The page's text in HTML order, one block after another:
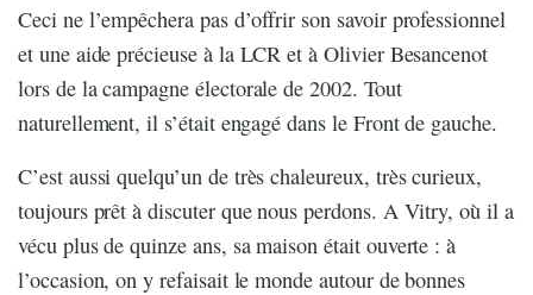
Ceci ne l’empêchera pas d’offrir son savoir professionnel
et une aide précieuse à la LCR et à Olivier Besancenot
lors de la campagne électorale de 2002. Tout
naturellement, il s’était engagé dans le Front de gauche.
C’est aussi quelqu’un de très chaleureux, très curieux,
toujours prêt à discuter que nous perdons. A Vitry, où il a
vécu plus de quinze ans, sa maison était ouverte : à
l’occasion, on y refaisait le monde autour de bonnes